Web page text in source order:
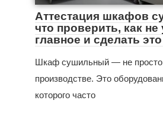
Аттестация шкафов
что проверить, как не
главное и сделать
Шкаф сушильный — не просто
производстве. Это
которого часто